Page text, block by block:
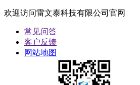
欢迎访问雷文泰科技有限公司官网
常见问答
客户反馈
网站地图